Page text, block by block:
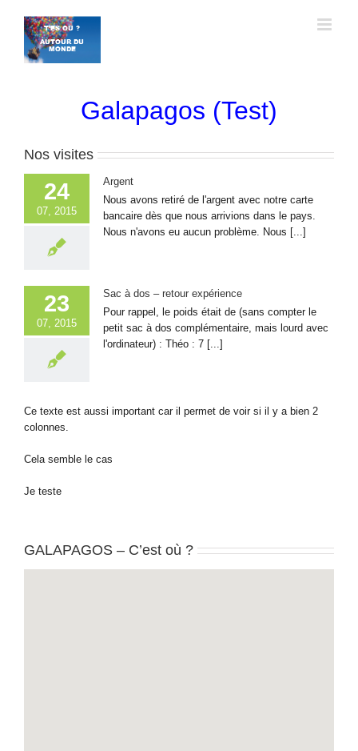
contenu
Galapagos (Test)
Nos visites
24
07, 2015
Argent
Nous avons retiré de l'argent avec notre carte
bancaire dès que nous arrivions dans le pays.
Nous n'avons eu aucun problème. Nous [...]
23
07, 2015
Sac à dos – retour expérience
Pour rappel, le poids était de (sans compter le
petit sac à dos complémentaire, mais lourd avec
l'ordinateur) : Théo : 7 [...]
Ce texte est aussi important car il permet de voir si il y a bien 2
colonnes.
Cela semble le cas
Je teste
GALAPAGOS – C’est où ?